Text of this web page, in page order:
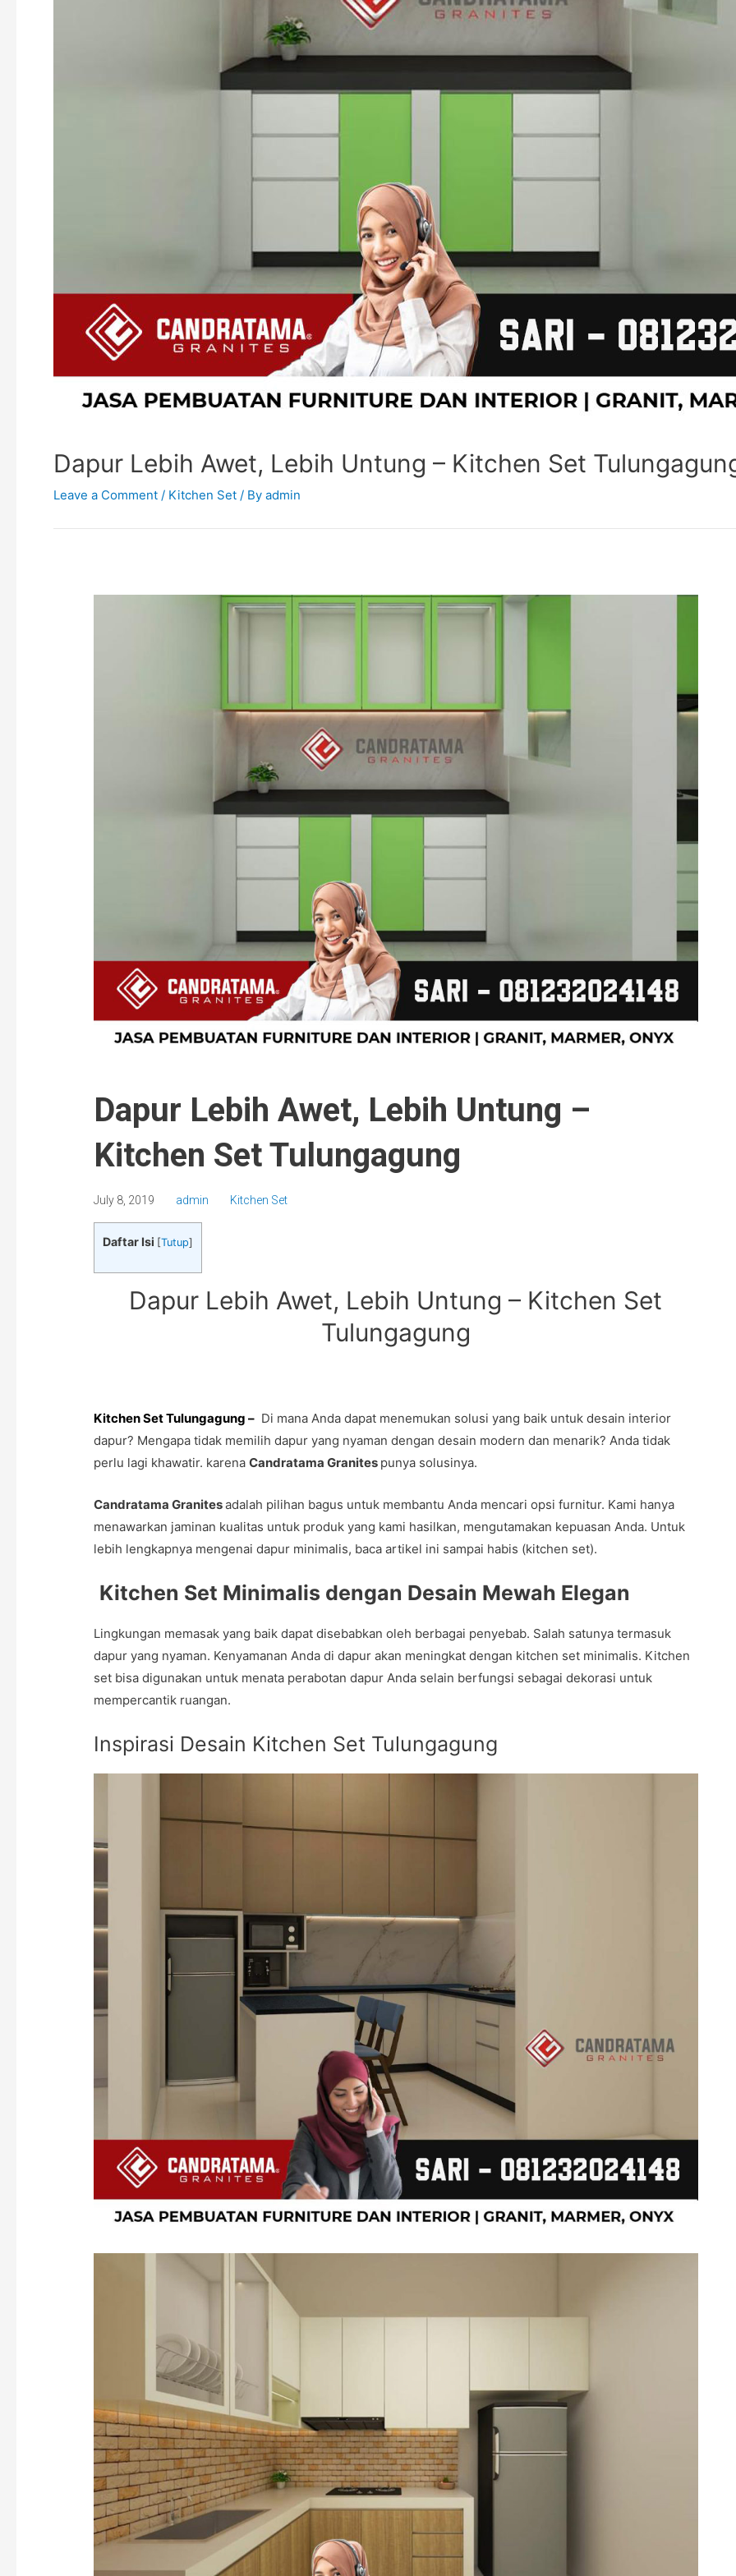
Dapur Lebih Awet, Lebih Untung – Kitchen Set
Leave a Comment / Kitchen Set / By admin
Dapur Lebih Awet, Lebih Untung –
Kitchen Set Tulungagung
July 8, 2019 admin Kitchen Set
Daftar Isi [Tutup]
Dapur Lebih Awet, Lebih Untung – Kitchen Set
Tulungagung
Kitchen Set Tulungagung – Di mana Anda dapat menemukan solusi yang baik untuk desain interior
dapur? Mengapa tidak memilih dapur yang nyaman dengan desain modern dan menarik? Anda tidak
perlu lagi khawatir. karena Candratama Granites punya solusinya.
Candratama Granitesadalah pilihan bagus untuk membantu Anda mencari opsi furnitur. Kami hanya
menawarkan jaminan kualitas untuk produk yang kami hasilkan, mengutamakan kepuasan Anda. Untuk
lebih lengkapnya mengenai dapur minimalis, baca artikel ini sampai habis (kitchen set).
Kitchen Set Minimalis dengan Desain Mewah Elegan
Lingkungan memasak yang baik dapat disebabkan oleh berbagai penyebab. Salah satunya termasuk
dapur yang nyaman. Kenyamanan Anda di dapur akan meningkat dengan kitchen set minimalis. Kitchen
set bisa digunakan untuk menata perabotan dapur Anda selain berfungsi sebagai dekorasi untuk
mempercantik ruangan.
Inspirasi Desain Kitchen Set Tulungagung